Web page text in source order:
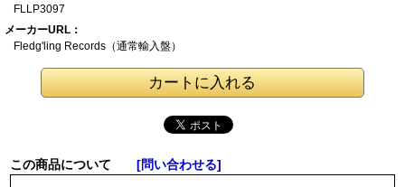
FLLP3097
メーカーURL：
Fledg'ling Records（通常輸入盤）
この商品について [問い合わせる]